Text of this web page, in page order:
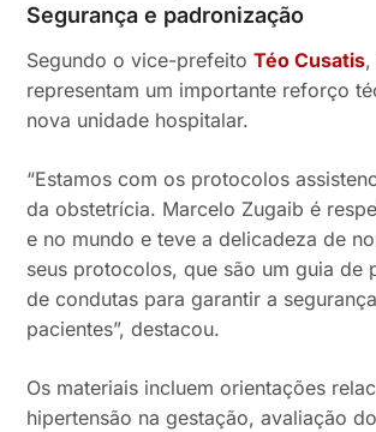
Segurança e padronização
Segundo o vice-prefeitoTéo Cusatis,
representam um importante reforço
nova unidade hospitalar.
“Estamos com os protocolos
da obstetrícia. Marcelo Zugaib é
e no mundo e teve a delicadeza de
seus protocolos, que são um guia de
de condutas para garantir a
pacientes”, destacou.
Os materiais incluem orientações
hipertensão na gestação, avaliação